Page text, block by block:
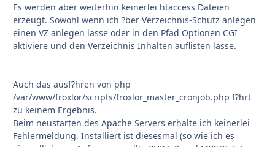
Es werden aber weiterhin keinerlei htaccess Dateien
erzeugt. Sowohl wenn ich ?ber Verzeichnis-Schutz anlegen
einen VZ anlegen lasse oder in den Pfad Optionen CGI
aktiviere und den Verzeichnis Inhalten auflisten lasse.
Auch das ausf?hren von php
/var/www/froxlor/scripts/froxlor_master_cronjob.php f?hrt
zu keinem Ergebnis.
Beim neustarten des Apache Servers erhalte ich keinerlei
Fehlermeldung. Installiert ist diesesmal (so wie ich es